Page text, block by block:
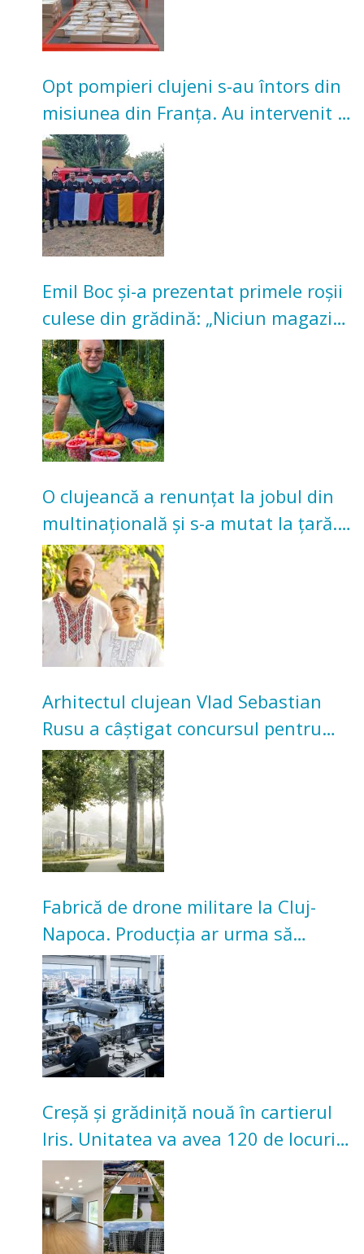
Opt pompieri clujeni s-au întors din
misiunea din Franța. Au intervenit la
incendii de vegetație și pădure
Emil Boc și-a prezentat primele roșii
culese din grădină: „Niciun magazin
nu poate oferi această satisfacție”
O clujeancă a renunțat la jobul din
multinațională și s-a mutat la țară.
Acum cultivă legume în grădina
bunicilor
Arhitectul clujean Vlad Sebastian
Rusu a câștigat concursul pentru
transformarea Grădinii Casei
Universitarilor
Fabrică de drone militare la Cluj-
Napoca. Producția ar urma să
înceapă în toamna acestui an
Creșă și grădiniță nouă în cartierul
Iris. Unitatea va avea 120 de locuri
pentru copii